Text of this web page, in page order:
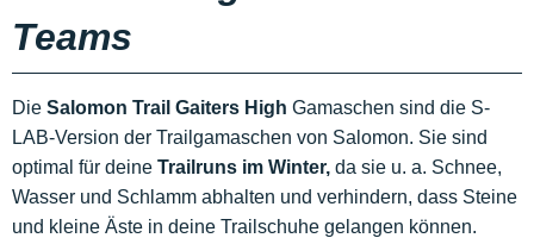
Teams
Die Salomon Trail Gaiters High Gamaschen sind die S-
LAB-Version der Trailgamaschen von Salomon. Sie sind
optimal für deine Trailruns im Winter, da sie u. a. Schnee,
Wasser und Schlamm abhalten und verhindern, dass Steine
und kleine Äste in deine Trailschuhe gelangen können.